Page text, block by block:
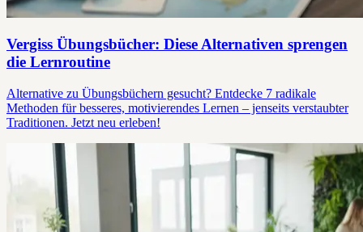
Vergiss Übungsbücher: Diese Alternativen sprengen
die Lernroutine
Alternative zu Übungsbüchern gesucht? Entdecke 7 radikale
Methoden für besseres, motivierendes Lernen – jenseits verstaubter
Traditionen. Jetzt neu erleben!